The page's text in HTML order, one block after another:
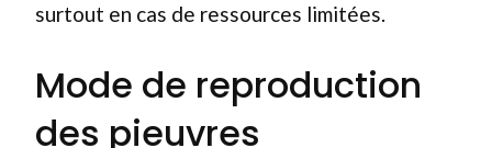
surtout en cas de ressources limitées.
Mode de reproduction
des pieuvres